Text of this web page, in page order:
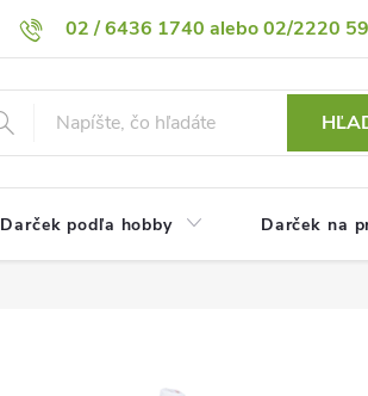
02 / 6436 1740 alebo 02/2220
Vrátenie tovaru Podmienky ochrany
Darček podľa hobby Darček na